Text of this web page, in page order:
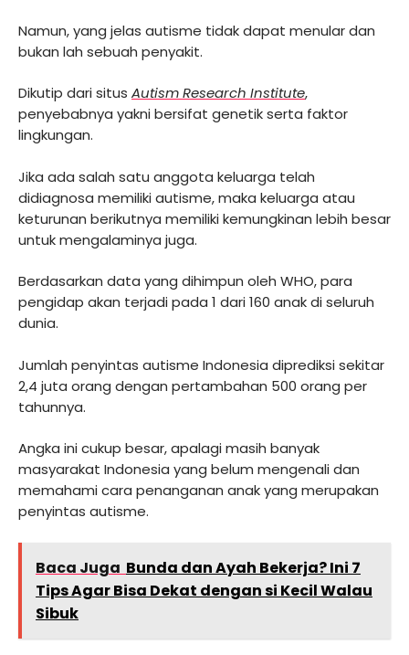
Namun, yang jelas autisme tidak dapat menular dan
bukan lah sebuah penyakit.
Dikutip dari situs Autism Research Institute,
penyebabnya yakni bersifat genetik serta faktor
lingkungan.
Jika ada salah satu anggota keluarga telah
didiagnosa memiliki autisme, maka keluarga atau
keturunan berikutnya memiliki kemungkinan lebih besar
untuk mengalaminya juga.
Berdasarkan data yang dihimpun oleh WHO, para
pengidap akan terjadi pada 1 dari 160 anak di seluruh
dunia.
Jumlah penyintas autisme Indonesia diprediksi sekitar
2,4 juta orang dengan pertambahan 500 orang per
tahunnya.
Angka ini cukup besar, apalagi masih banyak
masyarakat Indonesia yang belum mengenali dan
memahami cara penanganan anak yang merupakan
penyintas autisme.
Baca Juga Bunda dan Ayah Bekerja? Ini 7
Tips Agar Bisa Dekat dengan si Kecil Walau
Sibuk